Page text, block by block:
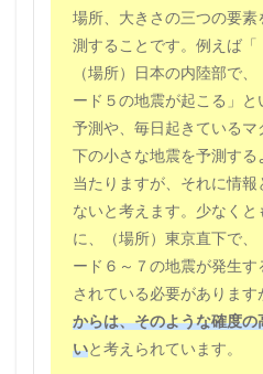
場所、大きさの三つの要
測することです。例えば「
（場所）日本の内陸部で
ード５の地震が起こる」
予測や、毎日起きているマ
下の小さな地震を予測す
当たりますが、それに情報
ないと考えます。少なく
に、（場所）東京直下で、
ード６～７の地震が発生
されている必要があります
からは、そのような確度
いと考えられています。